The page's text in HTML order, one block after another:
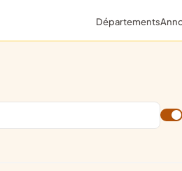
Départements